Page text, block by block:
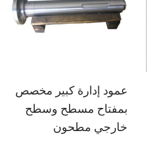
عمود إدارة كبير مخصص
بمفتاح مسطح وسطح
خارجي مطحون